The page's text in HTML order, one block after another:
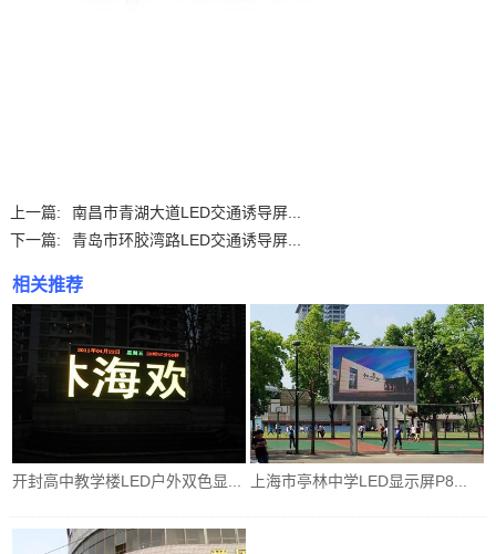
上一篇:
南昌市青湖大道LED交通诱导屏...
下一篇:
青岛市环胶湾路LED交通诱导屏...
相关推荐
开封高中教学楼LED户外双色显... 上海市亭林中学LED显示屏P8...